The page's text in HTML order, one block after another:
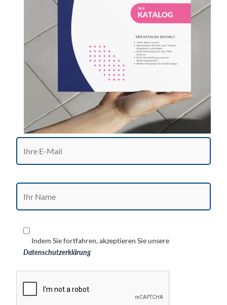
Indem Sie fortfahren, akzeptieren Sie unsere
Datenschutzerklärung